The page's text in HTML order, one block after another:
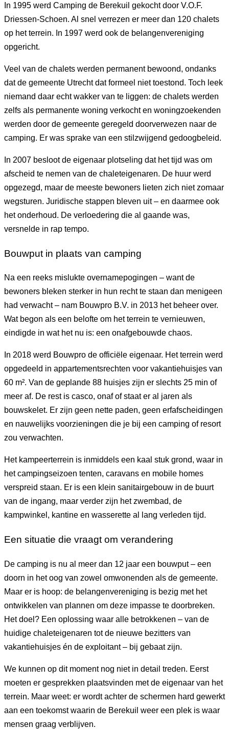
In 1995 werd Camping de Berekuil gekocht door V.O.F.
Driessen-Schoen. Al snel verrezen er meer dan 120 chalets
op het terrein. In 1997 werd ook de belangenvereniging
opgericht.
Veel van de chalets werden permanent bewoond, ondanks
dat de gemeente Utrecht dat formeel niet toestond. Toch leek
niemand daar echt wakker van te liggen: de chalets werden
zelfs als permanente woning verkocht en woningzoekenden
werden door de gemeente geregeld doorverwezen naar de
camping. Er was sprake van een stilzwijgend gedoogbeleid.
In 2007 besloot de eigenaar plotseling dat het tijd was om
afscheid te nemen van de chaleteigenaren. De huur werd
opgezegd, maar de meeste bewoners lieten zich niet zomaar
wegsturen. Juridische stappen bleven uit – en daarmee ook
het onderhoud. De verloedering die al gaande was,
versnelde in rap tempo.
Bouwput in plaats van camping
Na een reeks mislukte overnamepogingen – want de
bewoners bleken sterker in hun recht te staan dan menigeen
had verwacht – nam Bouwpro B.V. in 2013 het beheer over.
Wat begon als een belofte om het terrein te vernieuwen,
eindigde in wat het nu is: een onafgebouwde chaos.
In 2018 werd Bouwpro de officiële eigenaar. Het terrein werd
opgedeeld in appartementsrechten voor vakantiehuisjes van
60 m². Van de geplande 88 huisjes zijn er slechts 25 min of
meer af. De rest is casco, onaf of staat er al jaren als
bouwskelet. Er zijn geen nette paden, geen erfafscheidingen
en nauwelijks voorzieningen die je bij een camping of resort
zou verwachten.
Het kampeerterrein is inmiddels een kaal stuk grond, waar in
het campingseizoen tenten, caravans en mobile homes
verspreid staan. Er is een klein sanitairgebouw in de buurt
van de ingang, maar verder zijn het zwembad, de
kampwinkel, kantine en wasserette al lang verleden tijd.
Een situatie die vraagt om verandering
De camping is nu al meer dan 12 jaar een bouwput – een
doorn in het oog van zowel omwonenden als de gemeente.
Maar er is hoop: de belangenvereniging is bezig met het
ontwikkelen van plannen om deze impasse te doorbreken.
Het doel? Een oplossing waar alle betrokkenen – van de
huidige chaleteigenaren tot de nieuwe bezitters van
vakantiehuisjes én de exploitant – bij gebaat zijn.
We kunnen op dit moment nog niet in detail treden. Eerst
moeten er gesprekken plaatsvinden met de eigenaar van het
terrein. Maar weet: er wordt achter de schermen hard gewerkt
aan een toekomst waarin de Berekuil weer een plek is waar
mensen graag verblijven.